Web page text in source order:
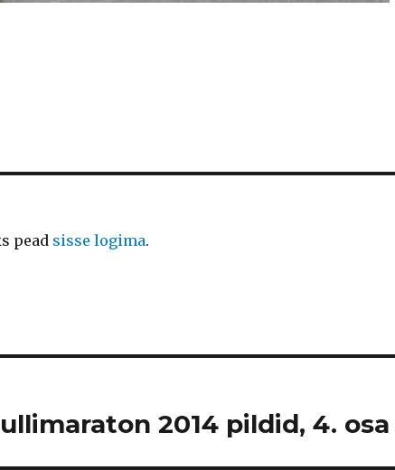
pead sisse logima.
2014 pildid, 4. osa